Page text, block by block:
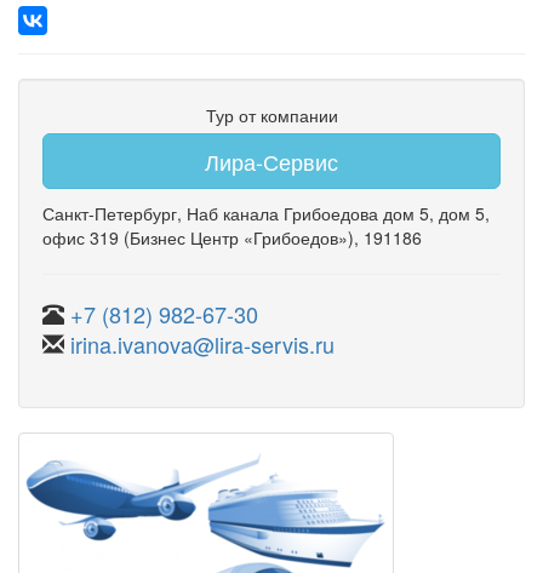
Тур от компании
Лира-Сервис
Санкт-Петербург, Наб канала Грибоедова дом 5, дом 5,
офис 319 (Бизнес Центр «Грибоедов»), 191186
+7 (812) 982-67-30
irina.ivanova@lira-servis.ru